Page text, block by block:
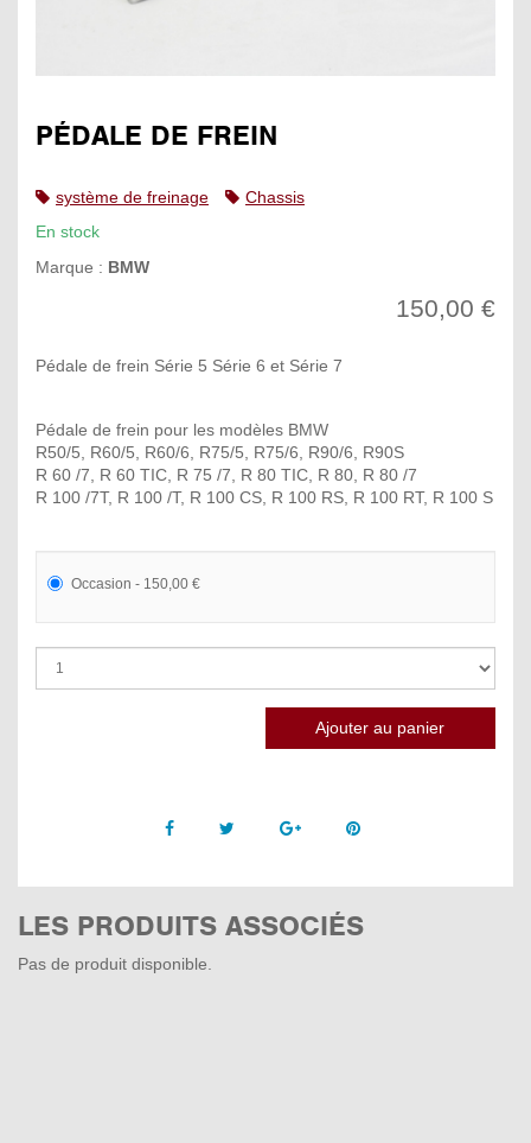
PÉDALE DE FREIN
système de freinage
Chassis
En stock
Marque : BMW
150,00 €
Pédale de frein Série 5 Série 6 et Série 7
Pédale de frein pour les modèles BMW
R50/5, R60/5, R60/6, R75/5, R75/6, R90/6, R90S
R 60 /7, R 60 TIC, R 75 /7, R 80 TIC, R 80, R 80 /7
R 100 /7T, R 100 /T, R 100 CS, R 100 RS, R 100 RT, R 100 S
Occasion - 150,00 €
Facebook Twitter Google +Pinterest
LES PRODUITS ASSOCIÉS
Pas de produit disponible.